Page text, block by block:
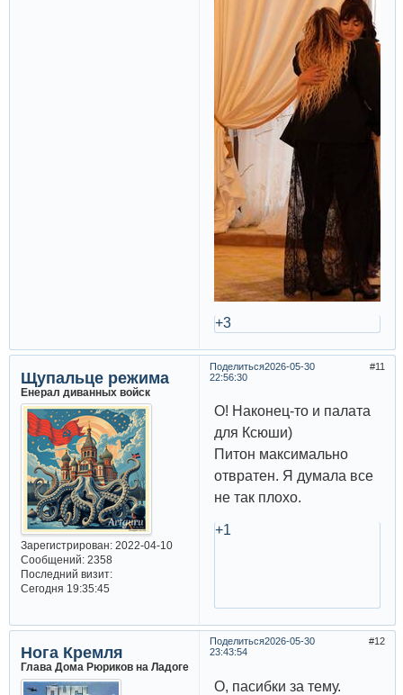
+3
Поделиться 11
2026-05-30
22:56:30
Щупальце режима
Енерал диванных войск
Зарегистрирован: 2022-04-10
Сообщений:2358
Последний визит:
Сегодня 19:35:45
О! Наконец-то и палата
для Ксюши)
Питон максимально
отвратен. Я думала все
не так плохо.
+1
Поделиться 12
2026-05-30
23:43:54
Нога Кремля
Глава Дома Рюриков на Ладоге
О, пасибки за тему.